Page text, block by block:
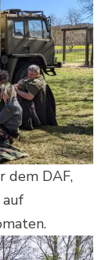
dem DAF,
auf